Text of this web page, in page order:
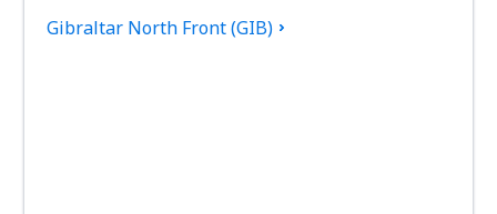
Gibraltar North Front (GIB)